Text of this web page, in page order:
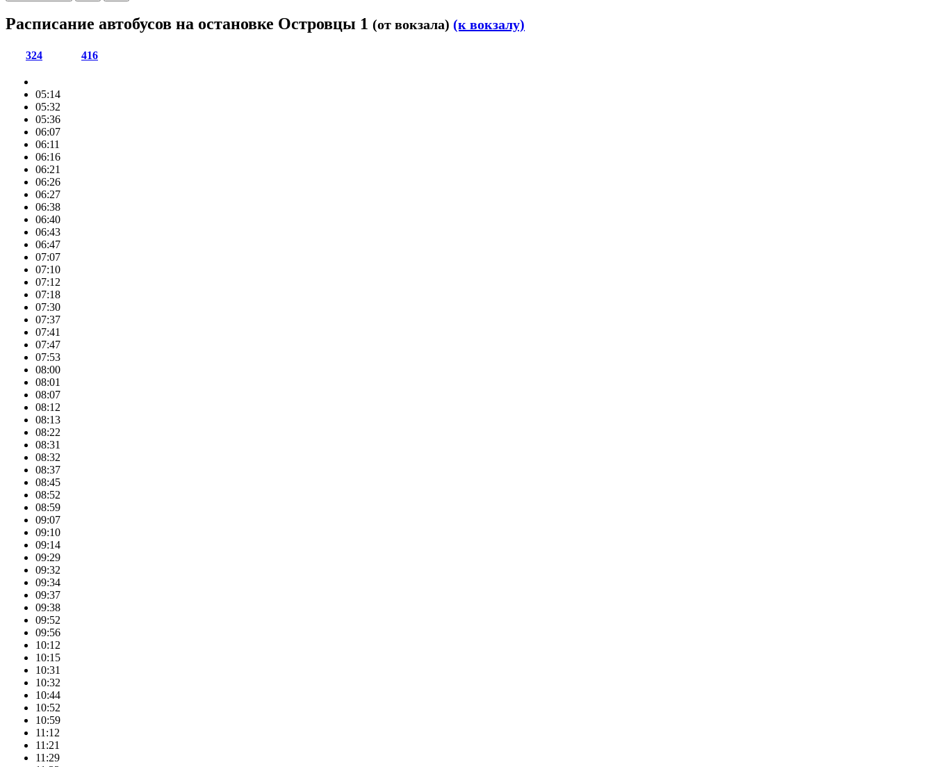
Расписание автобусов на остановке Островцы 1 (от вокзала) (к вокзалу)
324 416
05:14
05:32
05:36
06:07
06:11
06:16
06:21
06:26
06:27
06:38
06:40
06:43
06:47
07:07
07:10
07:12
07:18
07:30
07:37
07:41
07:47
07:53
08:00
08:01
08:07
08:12
08:13
08:22
08:31
08:32
08:37
08:45
08:52
08:59
09:07
09:10
09:14
09:29
09:32
09:34
09:37
09:38
09:52
09:56
10:12
10:15
10:31
10:32
10:44
10:52
10:59
11:12
11:21
11:29